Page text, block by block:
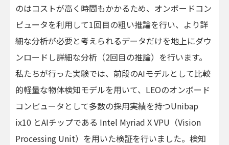
のはコストが高く時間もかかるため、オンボードコン
ピュータを利用して1回目の粗い推論を行い、より詳
細な分析が必要と考えられるデータだけを地上にダウ
ンロードし詳細な分析（2回目の推論）を行います。
私たちが行った実験では、前段のAIモデルとして比較
的軽量な物体検知モデルを用いて、LEOのオンボード
コンピュータとして多数の採用実績を持つUnibap
ix10 とAIチップである Intel Myriad X VPU（Vision
Processing Unit）を用いた検証を行いました。検知